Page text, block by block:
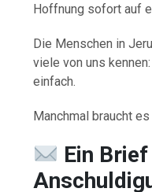
Hoffnung sofort auf
Die Menschen in
viele von uns
einfach.
Manchmal braucht
Ein